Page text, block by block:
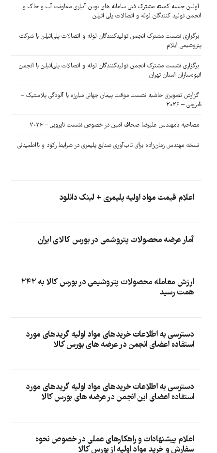
اولین جلسه کمیته مشترک فنی سامانه های نوین آبیاری معاونت آب و خاک و
انجمن تولید کنندگان لوله و اتصالات پلی اتیلن
برگزاری نشست مشترک انجمن تولیدکنندگان لوله و اتصالات پلی‌اتیلن با شرکت
پتروشیمی ایلام
برگزاری نشست مشترک انجمن تولیدکنندگان لوله و اتصالات پلی‌اتیلن با انجمن
انبوه‌سازان استان تهران
گزارش تصویری حاشیه نشست موقت پیمان جهانی مبارزه با آلودگی پلاستیک –
نایروبی – 2026
مصاحبه بامهندس علیرضا صحاف امین در خصوص نشست نایروبی – 2026
نسخه مهندس زمان‌زاده برای تاب‌آوری صنایع پلیمری در شرایط رکود و نااطمینانی
اعلام قیمت مواد اولیه پلیمری + لینک دانلود
آمار عرضه محصولات پتروشمی در بورس کالای ایران
ارزش معامله محصولات پتروشیمی در بورس کالا به 242
همت رسید
دسترسی به اطلاعات خریدهای مواد اولیه گریدهای مورد
استفاده اعضای انجمن در عرضه های بورس کالا
دسترسی به اطلاعات خریدهای مواد اولیه گریدهای مورد
استفاده اعضای این انجمن در عرضه های بورس کالا
اعلام پیشنهادات و راهکارهای عملی در خصوص نحوه
سفارش و خرید مواد اولیه از بورس کالا